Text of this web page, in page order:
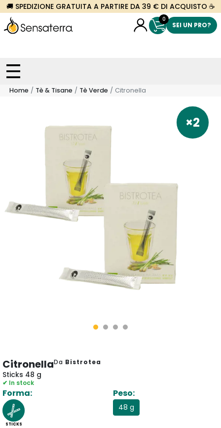
🚚 SPEDIZIONE GRATUITA A PARTIRE DA 39 € DI ACQUISTO ☕
0
SEI UN PRO?
Home Tè & Tisane Tè Verde Citronella
×2
CitronellaDa Bistrotea
Sticks 48 g
✔ In stock
Forma:
STICKS
Peso:
48 g